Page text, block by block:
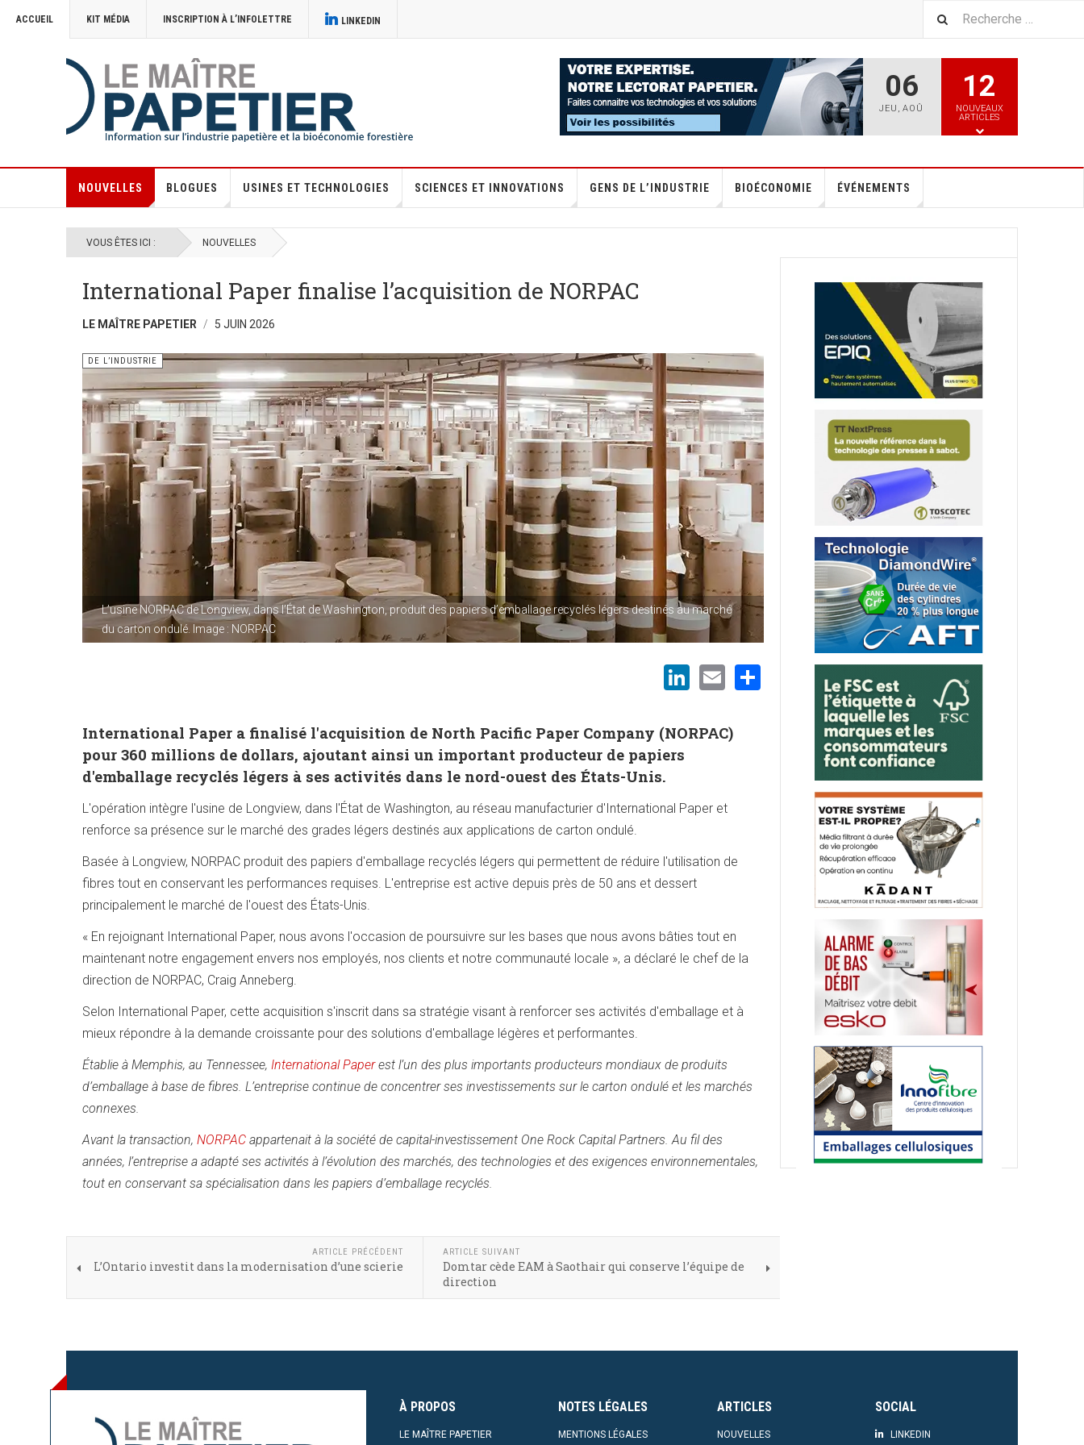
ACCUEIL KIT MÉDIA INSCRIPTION À L’INFOLETTRE LINKEDIN
06
JEU ,AOÛ
12
NOUVEAUX
ARTICLES
NOUVELLES BLOGUES USINES ET TECHNOLOGIES SCIENCES ET INNOVATIONS GENS DE L’INDUSTRIE BIOÉCONOMIE ÉVÉNEMENTS
VOUS ÊTES ICI : NOUVELLES
International Paper finalise l’acquisition de NORPAC
LE MAÎTRE PAPETIER 5 JUIN 2026
L’usine NORPAC de Longview, dans l’État de Washington, produit des papiers d’emballage recyclés légers destinés au marché
du carton ondulé. Image : NORPAC
DE L’INDUSTRIE
LinkedIn
EmailShare
International Paper a finalisé l'acquisition de North Pacific Paper Company (NORPAC)
pour 360 millions de dollars, ajoutant ainsi un important producteur de papiers
d'emballage recyclés légers à ses activités dans le nord-ouest des États-Unis.
L'opération intègre l'usine de Longview, dans l'État de Washington, au réseau manufacturier d'International Paper et
renforce sa présence sur le marché des grades légers destinés aux applications de carton ondulé.
Basée à Longview, NORPAC produit des papiers d'emballage recyclés légers qui permettent de réduire l'utilisation de
fibres tout en conservant les performances requises. L'entreprise est active depuis près de 50 ans et dessert
principalement le marché de l'ouest des États-Unis.
« En rejoignant International Paper, nous avons l'occasion de poursuivre sur les bases que nous avons bâties tout en
maintenant notre engagement envers nos employés, nos clients et notre communauté locale », a déclaré le chef de la
direction de NORPAC, Craig Anneberg.
Selon International Paper, cette acquisition s'inscrit dans sa stratégie visant à renforcer ses activités d'emballage et à
mieux répondre à la demande croissante pour des solutions d'emballage légères et performantes.
Établie à Memphis, au Tennessee, International Paperest l’un des plus importants producteurs mondiaux de produits
d’emballage à base de fibres. L’entreprise continue de concentrer ses investissements sur le carton ondulé et les marchés
connexes.
Avant la transaction, NORPAC appartenait à la société de capital-investissement One Rock Capital Partners. Au fil des
années, l’entreprise a adapté ses activités à l’évolution des marchés, des technologies et des exigences environnementales,
tout en conservant sa spécialisation dans les papiers d’emballage recyclés.
ARTICLE PRÉCÉDENT
L’Ontario investit dans la modernisation d’une scierie
ARTICLE SUIVANT
Domtar cède EAM à Saothair qui conserve l’équipe de
direction
À PROPOS
LE MAÎTRE PAPETIER
NOTES LÉGALES
MENTIONS LÉGALES
ARTICLES
NOUVELLES
SOCIAL
LINKEDIN